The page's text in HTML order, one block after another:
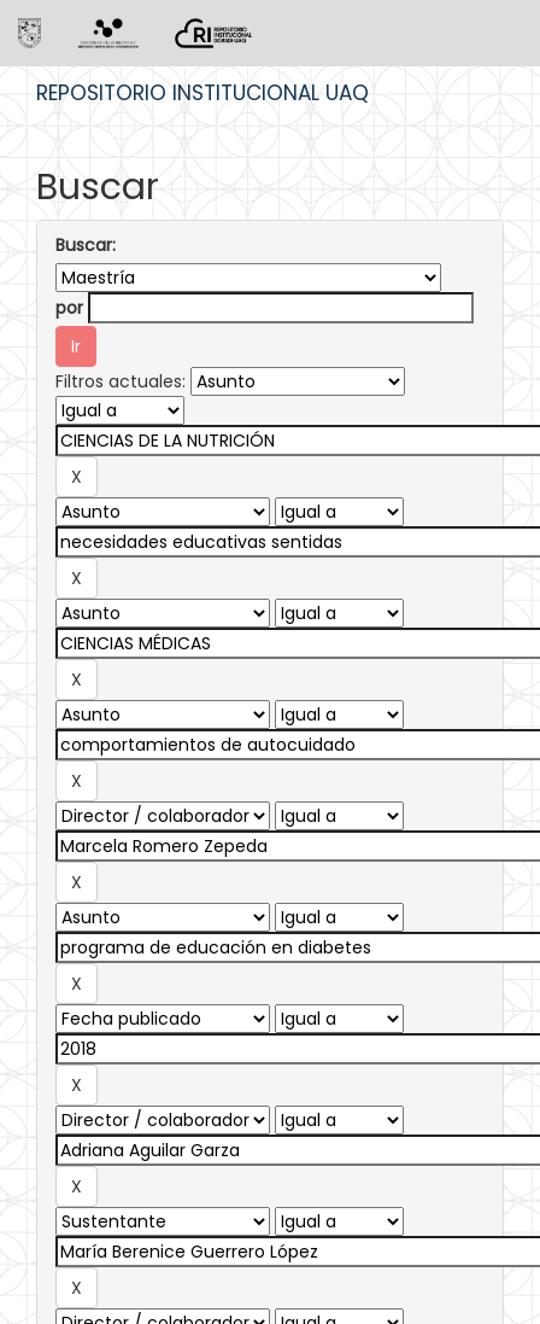
REPOSITORIO INSTITUCIONAL UAQ
Buscar
Buscar:
por
Filtros actuales: